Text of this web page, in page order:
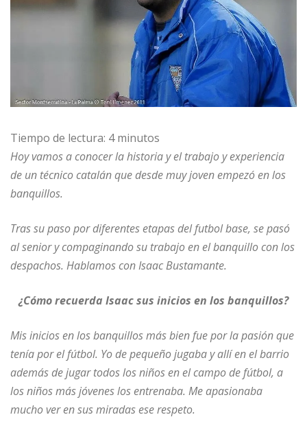
Tiempo de lectura: 4 minutos
Hoy vamos a conocer la historia y el trabajo y experiencia
de un técnico catalán que desde muy joven empezó en los
banquillos.
Tras su paso por diferentes etapas del futbol base, se pasó
al senior y compaginando su trabajo en el banquillo con los
despachos. Hablamos con Isaac Bustamante.
¿Cómo recuerda Isaac sus inicios en los banquillos?
Mis inicios en los banquillos más bien fue por la pasión que
tenía por el fútbol. Yo de pequeño jugaba y allí en el barrio
además de jugar todos los niños en el campo de fútbol, a
los niños más jóvenes los entrenaba. Me apasionaba
mucho ver en sus miradas ese respeto.